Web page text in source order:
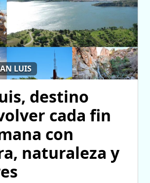
LUIS
destino
cada fin
con
naturaleza y